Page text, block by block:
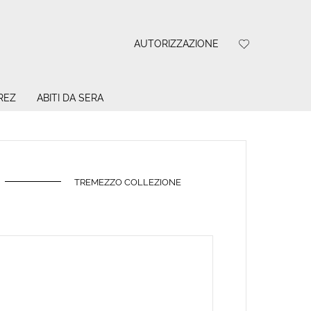
AUTORIZZAZIONE
ABITI DA SERA
TREMEZZO COLLEZIONE